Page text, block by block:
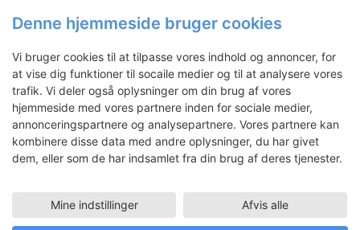
undersøger i væveværkstedet, hvilke
rumlige former, der ligger gemt i væven.
Denne hjemmeside bruger cookies
Vi bruger cookies til at tilpasse vores indhold og annoncer, for
at vise dig funktioner til socaile medier og til at analysere vores
trafik. Vi deler også oplysninger om din brug af vores
hjemmeside med vores partnere inden for sociale medier,
annonceringspartnere og analysepartnere. Vores partnere kan
kombinere disse data med andre oplysninger, du har givet
dem, eller som de har indsamlet fra din brug af deres tjenester.
Mine indstillinger Afvis alle